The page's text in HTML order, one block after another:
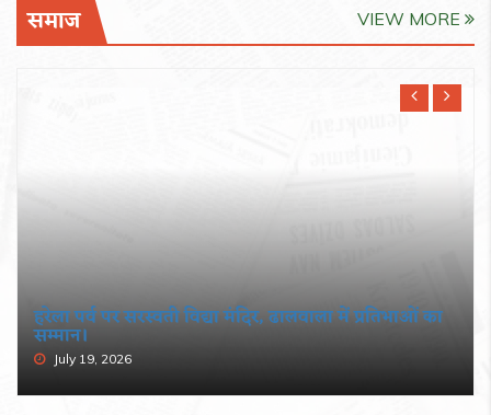
समाज VIEW MORE
हरेला पर्व पर सरस्वती विद्या मंदिर, ढालवाला में प्रतिभाओं का
सम्मान।
July 19, 2026